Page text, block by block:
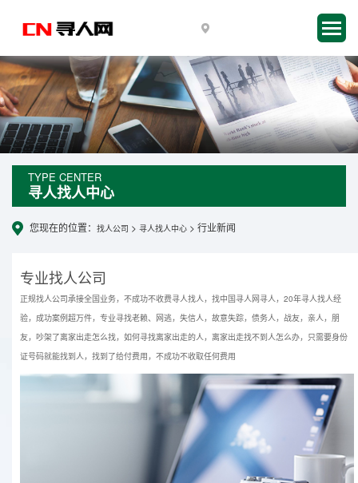
TYPE CENTER
寻人找人中心
您现在的位置： 找人公司 > 寻人找人中心 > 行业新闻
专业找人公司
正规找人公司承接全国业务，不成功不收费寻人找人，找中国寻人网寻人，20年寻人找人经
验，成功案例超万件，专业寻找老赖、网逃，失信人，故意失踪，债务人，战友，亲人，朋
友，吵架了离家出走怎么找，如何寻找离家出走的人，离家出走找不到人怎么办，只需要身份
证号码就能找到人，找到了给付费用，不成功不收取任何费用